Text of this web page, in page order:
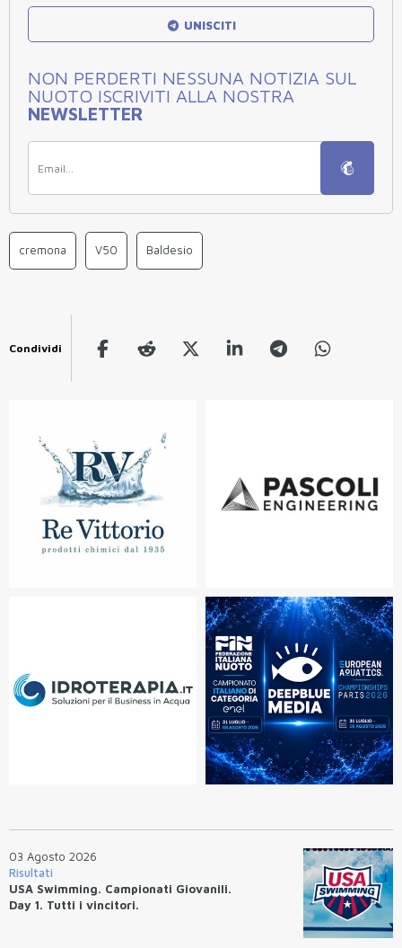
UNISCITI
NON PERDERTI NESSUNA NOTIZIA SUL
NUOTO ISCRIVITI ALLA NOSTRA
NEWSLETTER
cremona V50 Baldesio
Condividi
03 Agosto 2026
Risultati
USA Swimming. Campionati Giovanili.
Day 1. Tutti i vincitori.